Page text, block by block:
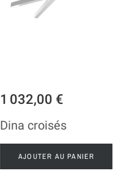
1 032,00 €
Dina croisés
AJOUTER AU PANIER